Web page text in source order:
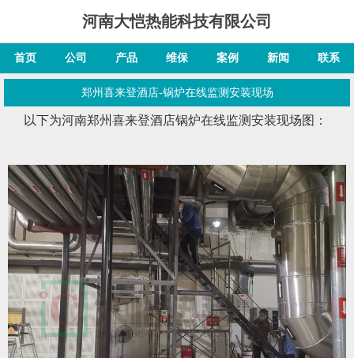
河南大恺热能科技有限公司
首页 公司 产品 维保 案例 新闻 联系
郑州喜来登酒店-锅炉在线监测安装现场
以下为河南郑州喜来登酒店锅炉在线监测安装现场图：